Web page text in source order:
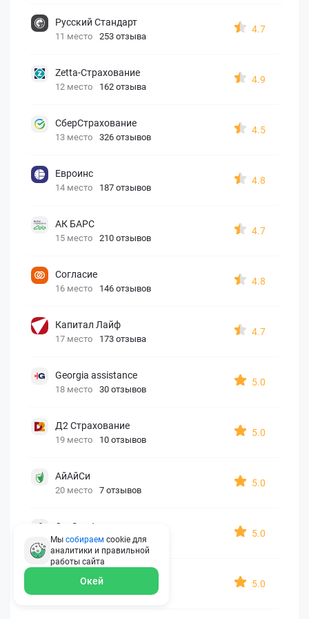
Русский Стандарт
11 место 253 отзыва
4.7
Zetta-Страхование
12 место 162 отзыва
4.9
СберСтрахование
13 место 326 отзывов
4.5
Евроинс
14 место 187 отзывов
4.8
АК БАРС
15 место 210 отзывов
4.7
Согласие
16 место 146 отзывов
4.8
Капитал Лайф
17 место 173 отзыва
4.7
Georgia assistance
18 место 30 отзывов
5.0
Д2 Страхование
19 место 10 отзывов
5.0
АйАйСи
20 место 7 отзывов
5.0
OxySport
21 место 6 отзывов
5.0
ERGO AXA
5.0
Мы собираем cookie для
аналитики и правильной
работы сайта
Окей